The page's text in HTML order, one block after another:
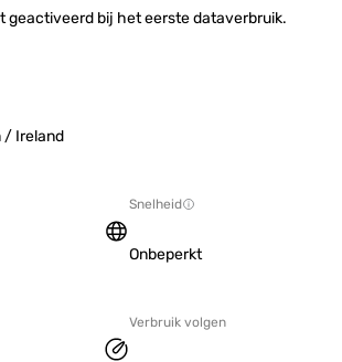
geactiveerd bij het eerste dataverbruik.
/ Ireland
Snelheid
Onbeperkt
Verbruik volgen